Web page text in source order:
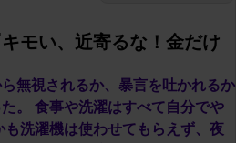
モい、近寄るな！金だけ
無視されるか、暴言を吐かれるか
。 食事や洗濯はすべて自分でや
も洗濯機は使わせてもらえず、夜